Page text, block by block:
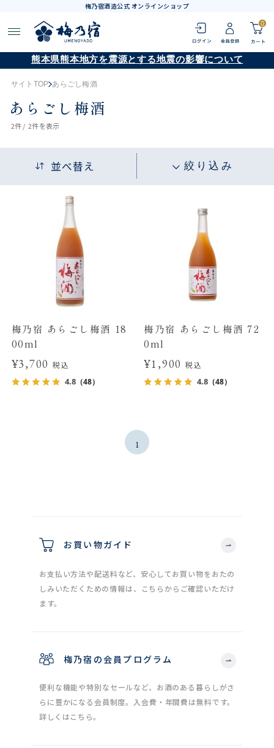
梅乃宿酒造公式 オンラインショップ
0
熊本県熊本地方を震源とする地震の影響について
サイトTOP あらごし梅酒
あらごし梅酒
2件 / 2件を表示
並べ替え 絞り込み
梅乃宿 あらごし梅酒 18
00ml
¥3,700税込
4.8（48）
梅乃宿 あらごし梅酒 72
0ml
¥1,900 税込
4.8 （48）
1
お買い物ガイド
お支払い方法や配送料など、安心してお買い物をおたの
しみいただくための情報は、こちらからご確認いただけ
ます。
梅乃宿の会員プログラム
便利な機能や特別なセールなど、お酒のある暮らしがさ
らに豊かになる会員制度。入会費・年間費は無料です。
詳しくはこちら。